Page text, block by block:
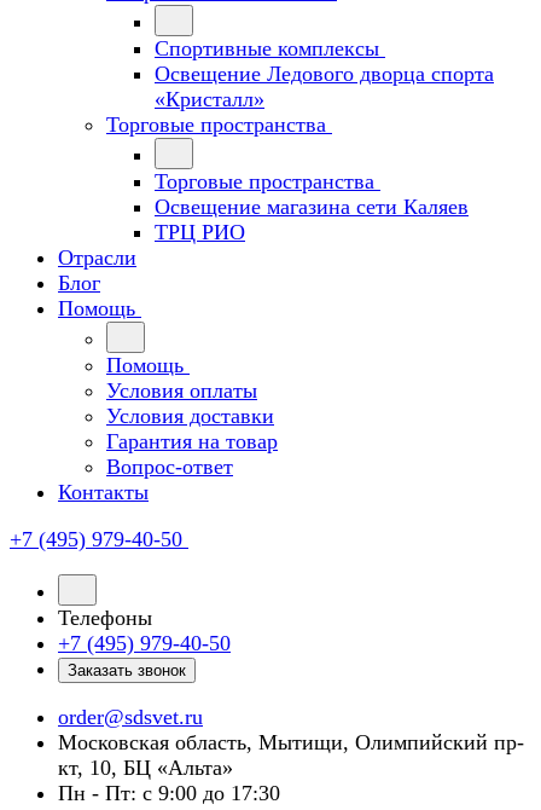
Спортивные комплексы
Освещение Ледового дворца спорта
«Кристалл»
Торговые пространства
Торговые пространства
Освещение магазина сети Каляев
ТРЦ РИО
Отрасли
Блог
Помощь
Помощь
Условия оплаты
Условия доставки
Гарантия на товар
Вопрос-ответ
Контакты
+7 (495) 979-40-50
Телефоны
+7 (495) 979-40-50
Заказать звонок
order@sdsvet.ru
Московская область, Мытищи, Олимпийский пр-
кт, 10, БЦ «Альта»
Пн - Пт: с 9:00 до 17:30